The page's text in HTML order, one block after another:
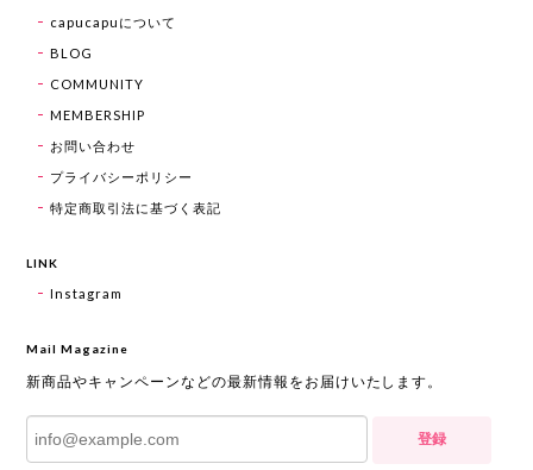
capucapuについて
BLOG
COMMUNITY
MEMBERSHIP
お問い合わせ
プライバシーポリシー
特定商取引法に基づく表記
LINK
Instagram
Mail Magazine
新商品やキャンペーンなどの最新情報をお届けいたします。
登録